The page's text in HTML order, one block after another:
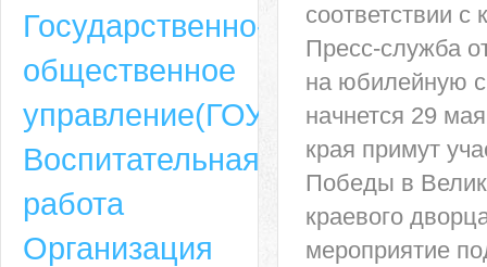
Адрес
659635, Алтайский край, Алтайский район, село Ая, ул. Школьная 11.
6-49, электронный адрес: aja_70@mail.ru
соответствии
Пресс-служба
на юбилейную
начнется 29
края примут
Победы в
краевого
мероприятие
Государственно-
общественное
управление(ГОУ)
Воспитательная
работа
Организация